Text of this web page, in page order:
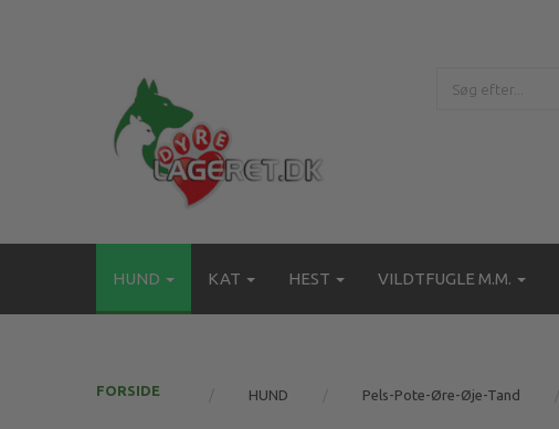
HUND KAT HEST VILDTFUGLE M.M.
FORSIDE HUND Pels-Pote-Øre-Øje-Tand